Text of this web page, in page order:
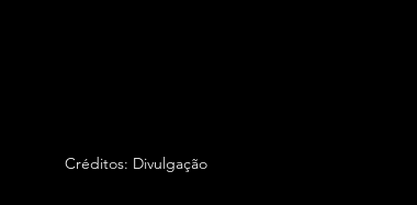
Créditos: Divulgação